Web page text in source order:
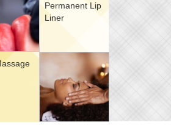
Permanent Lip
Liner